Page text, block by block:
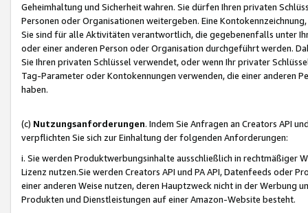
Geheimhaltung und Sicherheit wahren. Sie dürfen Ihren privaten
Personen oder Organisationen weitergeben. Eine
Sie sind für alle Aktivitäten verantwortlich, die gegebenenfalls unter
oder einer anderen Person oder Organisation durchgeführt werden.
Sie Ihren privaten Schlüssel verwendet, oder wenn Ihr privater
Tag-Parameter oder Kontokennungen verwenden, die einer anderen
haben.
(c) Nutzungsanforderungen. Indem Sie Anfragen an Creators API
verpflichten Sie sich zur Einhaltung der folgenden Anforderungen:
i. Sie werden Produktwerbungsinhalte ausschließlich in rechtmäßiger
Lizenz nutzen.Sie werden Creators API und PA API, Datenfeeds oder
einer anderen Weise nutzen, deren Hauptzweck nicht in der Werbung
Produkten und Dienstleistungen auf einer Amazon-Website besteht.